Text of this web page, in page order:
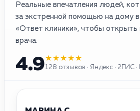
Реальные впечатления людей,
за экстренной помощью на дому
«Ответ клиники», чтобы открыть
врача.
4.9★★★★★
128 отзывов · Яндекс · 2ГИС